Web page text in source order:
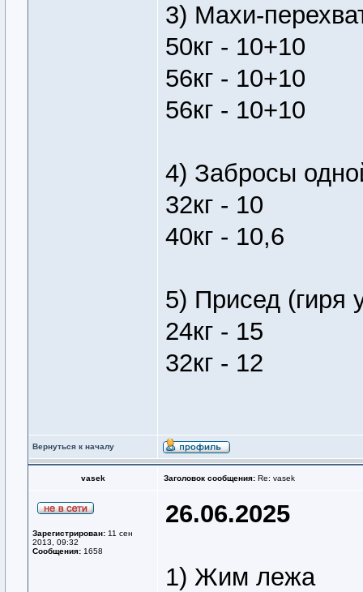
3) Махи-
50кг - 10+10
56кг - 10+10
56кг - 10+10
4) Забросы
32кг - 10
40кг - 10,6
5) Присед (гиря
24кг - 15
32кг - 12
Вернуться к началу
vasek Заголовок сообщения: Re: vasek
Зарегистрирован: 11 сен
2013, 09:32
Сообщения: 1658
26.06.2025
1) Жим лежа